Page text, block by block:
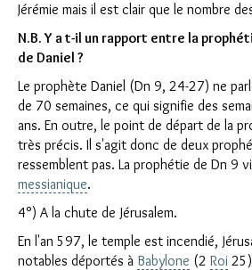
Jérémie mais il est clair que le nombre
N.B. Y a t-il un rapport entre la
de Daniel ?
Le prophète Daniel (Dn 9, 24-27) ne
de 70 semaines, ce qui signifie des
ans. En outre, le point de départ de la
très précis. Il s'agit donc de deux
ressemblent pas. La prophétie de Dn 9
messianique.
4°) A la chute de Jérusalem.
En l'an 597, le temple est incendié,
notables déportés à Babylone (2 Roi